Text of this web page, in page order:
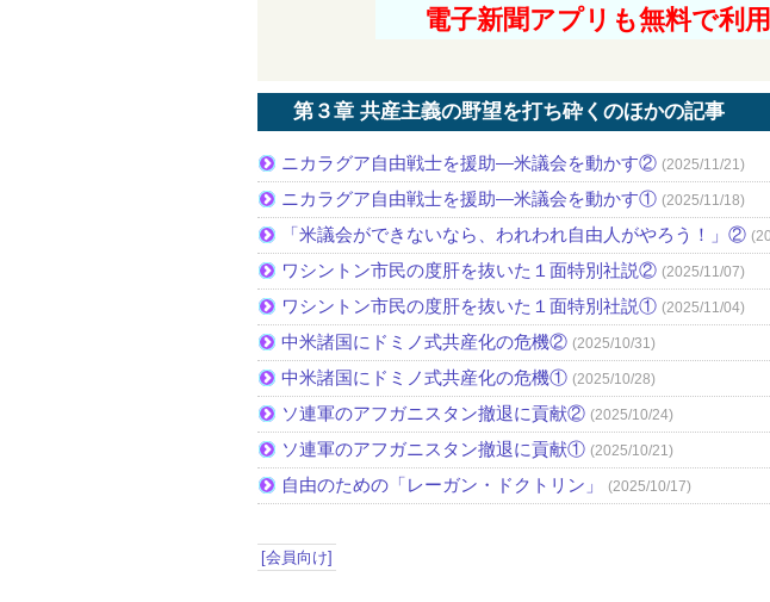
電子新聞アプリも無料で利
第３章 共産主義の野望を打ち砕くのほかの記事
ニカラグア自由戦士を援助—米議会を動かす② (2025/11/21)
ニカラグア自由戦士を援助—米議会を動かす① (2025/11/18)
「米議会ができないなら、われわれ自由人がやろう！」②
ワシントン市民の度肝を抜いた１面特別社説② (2025/11/07)
ワシントン市民の度肝を抜いた１面特別社説① (2025/11/04)
中米諸国にドミノ式共産化の危機② (2025/10/31)
中米諸国にドミノ式共産化の危機① (2025/10/28)
ソ連軍のアフガニスタン撤退に貢献② (2025/10/24)
ソ連軍のアフガニスタン撤退に貢献① (2025/10/21)
自由のための「レーガン・ドクトリン」 (2025/10/17)
[会員向け]